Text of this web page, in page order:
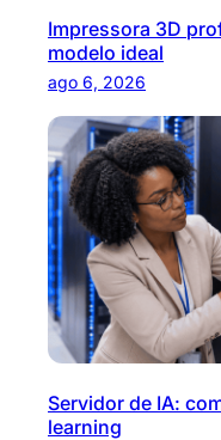
Impressora 3D
modelo ideal
ago 6, 2026
Servidor de IA:
learning